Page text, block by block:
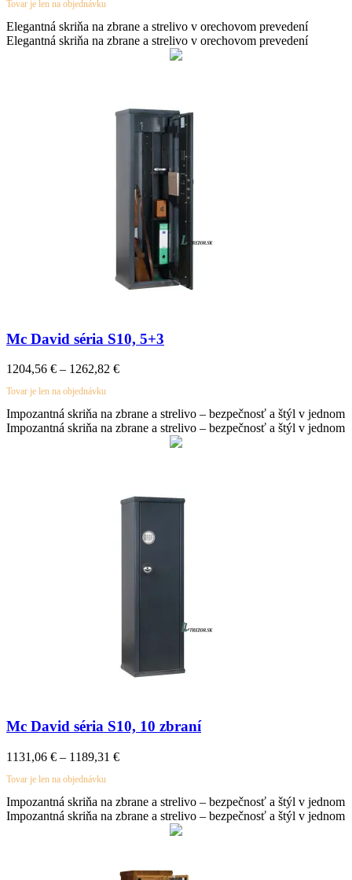
Tovar je len na objednávku
Elegantná skriňa na zbrane a strelivo v orechovom prevedení
Elegantná skriňa na zbrane a strelivo v orechovom prevedení
Mc David séria S10, 5+3
1204,56 € – 1262,82 €
Tovar je len na objednávku
Impozantná skriňa na zbrane a strelivo – bezpečnosť a štýl v jednom
Impozantná skriňa na zbrane a strelivo – bezpečnosť a štýl v jednom
Mc David séria S10, 10 zbraní
1131,06 € – 1189,31 €
Tovar je len na objednávku
Impozantná skriňa na zbrane a strelivo – bezpečnosť a štýl v jednom
Impozantná skriňa na zbrane a strelivo – bezpečnosť a štýl v jednom